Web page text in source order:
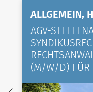
ALLGEMEIN,
AGV-
(M/W/D) FÜR